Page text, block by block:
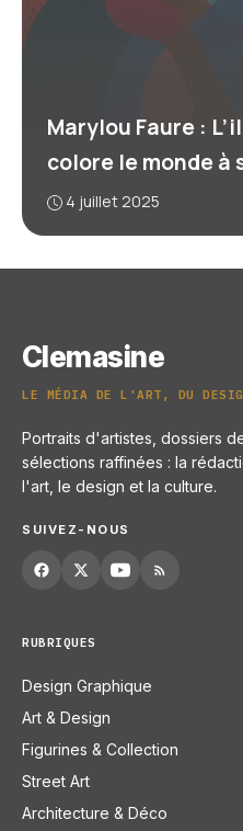
Marylou Faure :
colore le monde à
4 juillet 2025
Clemasine
LE MÉDIA DE L'ART, DU
Portraits d'artistes, dossiers
sélections raffinées : la
l'art, le design et la culture.
SUIVEZ-NOUS
RUBRIQUES
Design Graphique
Art & Design
Figurines & Collection
Street Art
Architecture & Déco